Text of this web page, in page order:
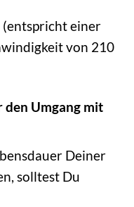
einer
von 210
Umgang mit
Deiner
solltest Du